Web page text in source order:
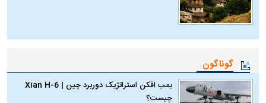
گوناگون
بمب افکن استراتژیک دوربرد چین | Xian H-6
چیست؟